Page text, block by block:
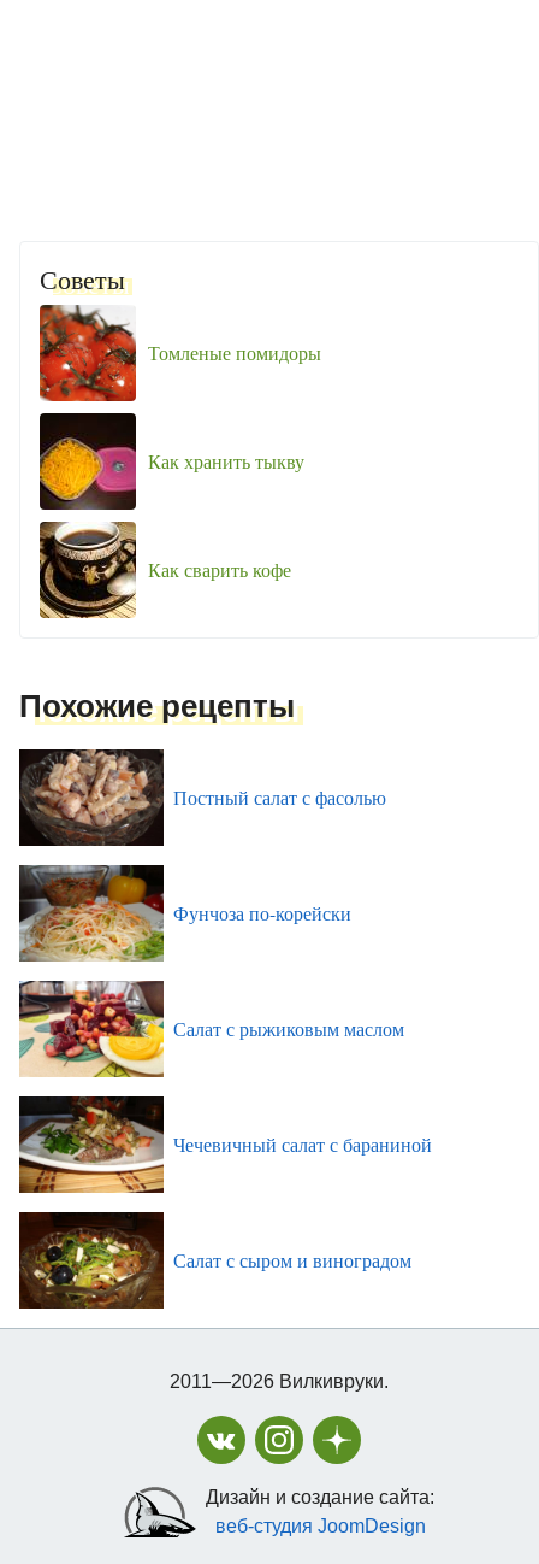
Советы
Томленые помидоры
Как хранить тыкву
Как сварить кофе
Похожие рецепты
Постный салат с фасолью
Фунчоза по-корейски
Салат с рыжиковым маслом
Чечевичный салат с бараниной
Салат с сыром и виноградом
2011—2026 Вилкивруки.
Дизайн и создание сайта:
веб-студия JoomDesign